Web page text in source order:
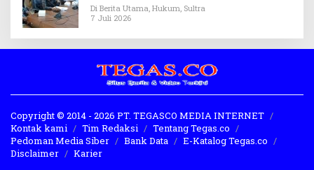
Di Berita Utama, Hukum, Sultra
7 Juli 2026
Copyright © 2014 - 2026 PT. TEGASCO MEDIA INTERNET
Kontak kami
Tim Redaksi
Tentang Tegas.co
Pedoman Media Siber
Bank Data
E-Katalog Tegas.co
Disclaimer
Karier